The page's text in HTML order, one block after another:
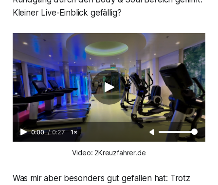
Kleiner Live-Einblick gefällig?
0:00 / 0:27 1×
Video: 2Kreuzfahrer.de
Was mir aber besonders gut gefallen hat: Trotz